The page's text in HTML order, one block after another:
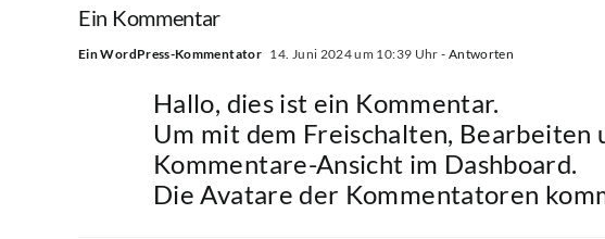
Ein Kommentar
Ein WordPress-Kommentator 14. Juni 2024 um 10:39 Uhr - Antworten
Hallo, dies ist ein Kommentar.
Um mit dem Freischalten, Bearbeiten
Kommentare-Ansicht im Dashboard.
Die Avatare der Kommentatoren